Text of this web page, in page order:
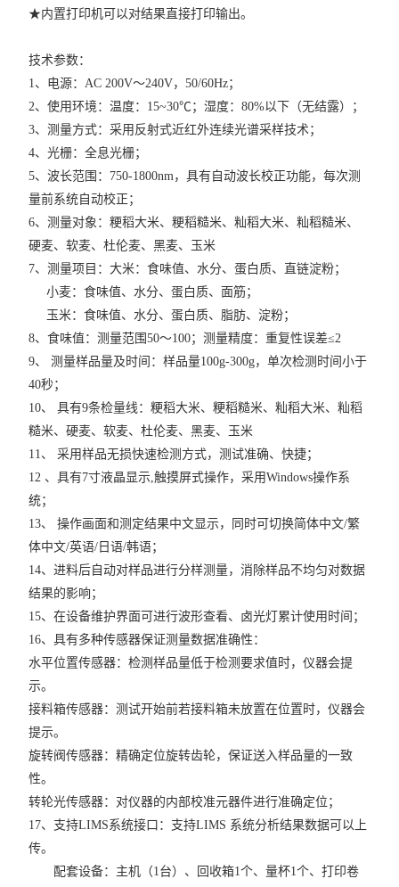
★内置打印机可以对结果直接打印输出。
技术参数：
1、电源：AC 200V～240V，50/60Hz；
2、使用环境：温度：15~30℃；湿度：80%以下（无结露）；
3、测量方式：采用反射式近红外连续光谱采样技术；
4、光栅：全息光栅；
5、波长范围：750-1800nm，具有自动波长校正功能，每次测
量前系统自动校正；
6、测量对象：粳稻大米、粳稻糙米、籼稻大米、籼稻糙米、
硬麦、软麦、杜伦麦、黑麦、玉米
7、测量项目：大米：食味值、水分、蛋白质、直链淀粉；
小麦：食味值、水分、蛋白质、面筋；
玉米：食味值、水分、蛋白质、脂肪、淀粉；
8、食味值：测量范围50～100；测量精度：重复性误差≤2
9、 测量样品量及时间：样品量100g-300g，单次检测时间小于
40秒；
10、 具有9条检量线：粳稻大米、粳稻糙米、籼稻大米、籼稻
糙米、硬麦、软麦、杜伦麦、黑麦、玉米
11、 采用样品无损快速检测方式，测试准确、快捷；
12 、具有7寸液晶显示,触摸屏式操作，采用Windows操作系
统；
13、 操作画面和测定结果中文显示，同时可切换简体中文/繁
体中文/英语/日语/韩语；
14、进料后自动对样品进行分样测量，消除样品不均匀对数据
结果的影响；
15、在设备维护界面可进行波形查看、卤光灯累计使用时间；
16、具有多种传感器保证测量数据准确性：
水平位置传感器：检测样品量低于检测要求值时，仪器会提
示。
接料箱传感器：测试开始前若接料箱未放置在位置时，仪器会
提示。
旋转阀传感器：精确定位旋转齿轮，保证送入样品量的一致
性。
转轮光传感器：对仪器的内部校准元器件进行准确定位；
17、支持LIMS系统接口：支持LIMS 系统分析结果数据可以上
传。
配套设备：主机（1台）、回收箱1个、量杯1个、打印卷